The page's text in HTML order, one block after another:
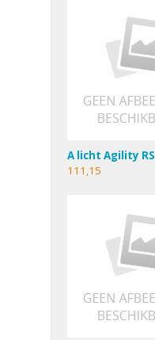
A licht Agility RS
111,15